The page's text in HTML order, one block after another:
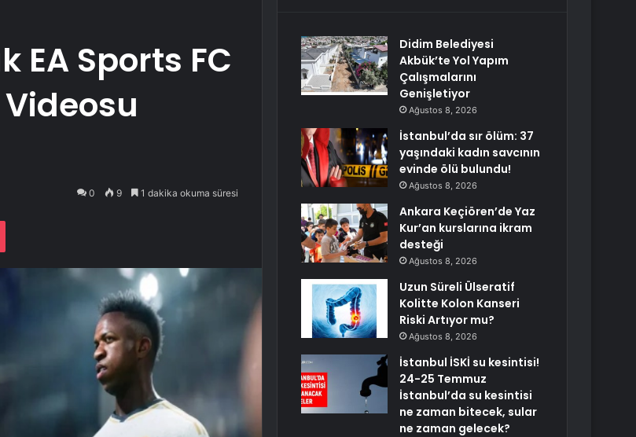
EA Sports FC
Videosu
0 9 1 dakika okuma süresi
Pocket
Didim Belediyesi
Akbük’te Yol Yapım
Çalışmalarını
Genişletiyor
Ağustos 8, 2026
İstanbul’da sır ölüm: 37
yaşındaki kadın savcının
evinde ölü bulundu!
Ağustos 8, 2026
Ankara Keçiören’de Yaz
Kur’an kurslarına ikram
desteği
Ağustos 8, 2026
Uzun Süreli Ülseratif
Kolitte Kolon Kanseri
Riski Artıyor mu?
Ağustos 8, 2026
İstanbul İSKİ su kesintisi!
24-25 Temmuz
İstanbul’da su kesintisi
ne zaman bitecek, sular
ne zaman gelecek?